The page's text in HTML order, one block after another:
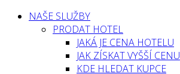
NAŠE SLUŽBY
PRODAT HOTEL
JAKÁ JE CENA HOTELU
JAK ZÍSKAT VYŠŠÍ CENU
KDE HLEDAT KUPCE